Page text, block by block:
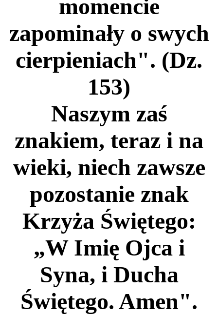
momencie
zapominały o swych
cierpieniach". (Dz.
153)
Naszym zaś
znakiem, teraz i na
wieki, niech zawsze
pozostanie znak
Krzyża Świętego:
„W Imię Ojca i
Syna, i Ducha
Świętego. Amen".